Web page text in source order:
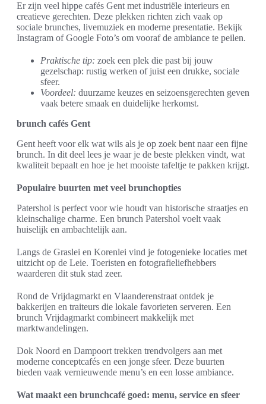
Er zijn veel hippe cafés Gent met industriële interieurs en
creatieve gerechten. Deze plekken richten zich vaak op
sociale brunches, livemuziek en moderne presentatie. Bekijk
Instagram of Google Foto’s om vooraf de ambiance te peilen.
Praktische tip: zoek een plek die past bij jouw
gezelschap: rustig werken of juist een drukke, sociale
sfeer.
Voordeel: duurzame keuzes en seizoensgerechten geven
vaak betere smaak en duidelijke herkomst.
brunch cafés Gent
Gent heeft voor elk wat wils als je op zoek bent naar een fijne
brunch. In dit deel lees je waar je de beste plekken vindt, wat
kwaliteit bepaalt en hoe je het mooiste tafeltje te pakken krijgt.
Populaire buurten met veel brunchopties
Patershol is perfect voor wie houdt van historische straatjes en
kleinschalige charme. Een brunch Patershol voelt vaak
huiselijk en ambachtelijk aan.
Langs de Graslei en Korenlei vind je fotogenieke locaties met
uitzicht op de Leie. Toeristen en fotografieliefhebbers
waarderen dit stuk stad zeer.
Rond de Vrijdagmarkt en Vlaanderenstraat ontdek je
bakkerijen en traiteurs die lokale favorieten serveren. Een
brunch Vrijdagmarkt combineert makkelijk met
marktwandelingen.
Dok Noord en Dampoort trekken trendvolgers aan met
moderne conceptcafés en een jonge sfeer. Deze buurten
bieden vaak vernieuwende menu’s en een losse ambiance.
Wat maakt een brunchcafé goed: menu, service en sfeer